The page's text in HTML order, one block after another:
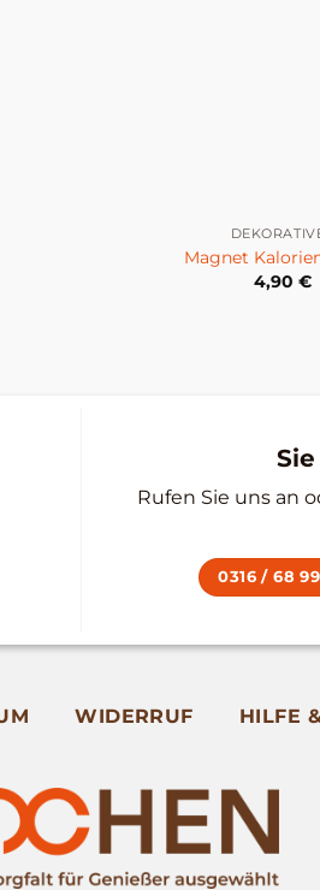
Magnet
4,90 €
Rufen Sie uns an
0316 / 68
WIDERRUF HILFE